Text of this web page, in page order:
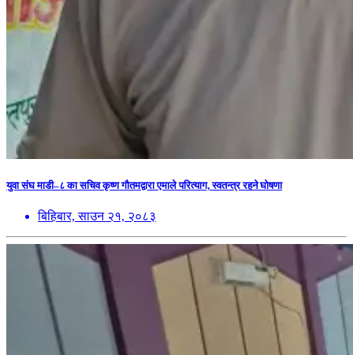
युवा संघ माडी–८ का सचिव कृष्ण गौतमद्वारा एमाले परित्याग, स्वतन्त्र रहने घोषणा
बिहिबार, साउन २१, २०८३